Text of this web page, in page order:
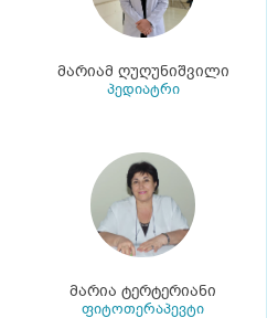
მარიამ ღუღუნიშვილი
პედიატრი
მარია ტერტერიანი
ფიტოთერაპევტი